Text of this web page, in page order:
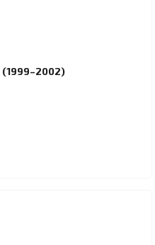
(1999–2002)